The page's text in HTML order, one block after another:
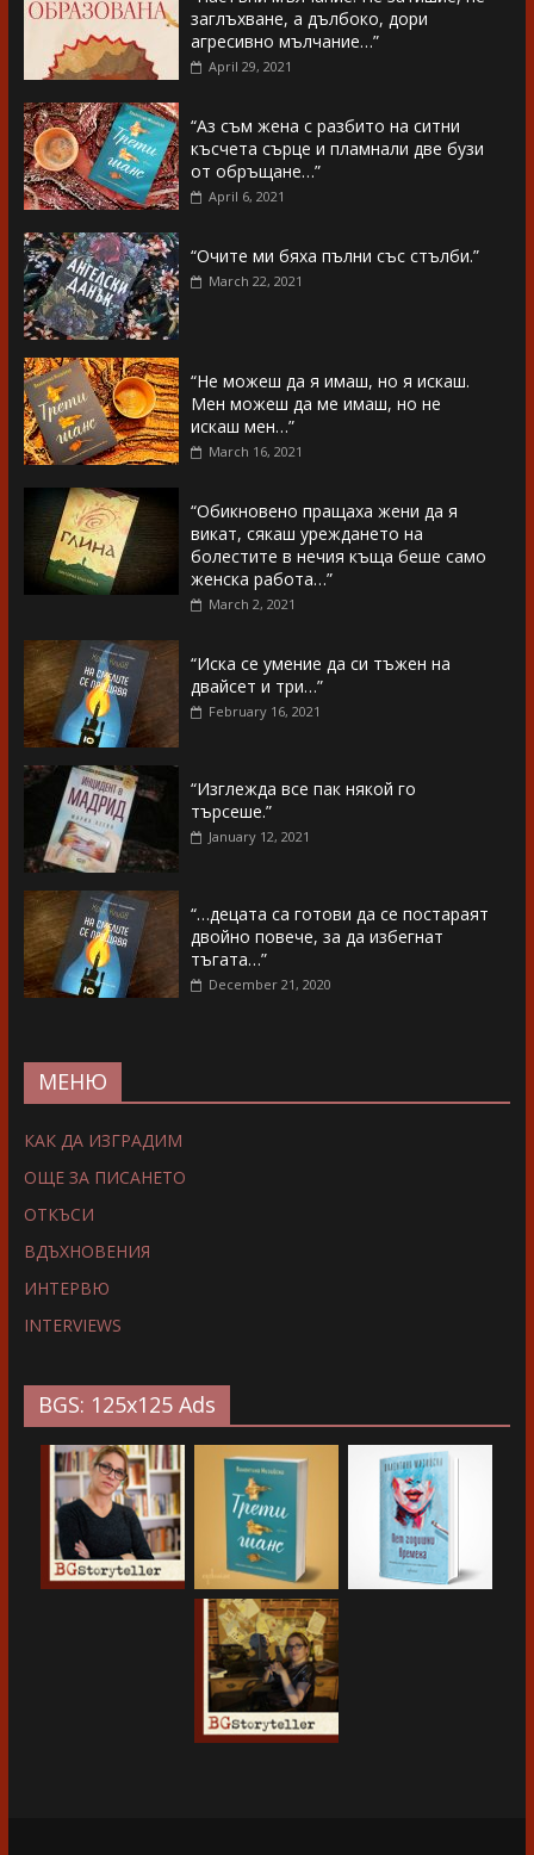
заглъхване, а дълбоко, дори
агресивно мълчание…”
April 29, 2021
“Аз съм жена с разбито на ситни
късчета сърце и пламнали две бузи
от обръщане…”
April 6, 2021
“Очите ми бяха пълни със стълби.”
March 22, 2021
“Не можеш да я имаш, но я искаш.
Мен можеш да ме имаш, но не
искаш мен…”
March 16, 2021
“Обикновено пращаха жени да я
викат, сякаш уреждането на
болестите в нечия къща беше само
женска работа…”
March 2, 2021
“Иска се умение да си тъжен на
двайсет и три…”
February 16, 2021
“Изглежда все пак някой го
търсеше.”
January 12, 2021
“…децата са готови да се постараят
двойно повече, за да избегнат
тъгата…”
December 21, 2020
МЕНЮ
КАК ДА ИЗГРАДИМ
ОЩЕ ЗА ПИСАНЕТО
ОТКЪСИ
ВДЪХНОВЕНИЯ
ИНТЕРВЮ
INTERVIEWS
BGS: 125x125 Ads